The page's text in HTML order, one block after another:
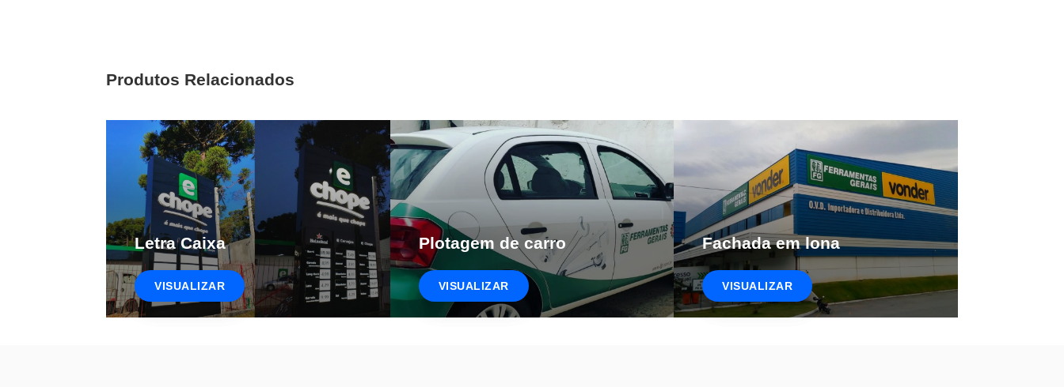
Produtos Relacionados
Letra Caixa
VISUALIZAR
Plotagem de carro
VISUALIZAR
Fachada em lona
VISUALIZAR